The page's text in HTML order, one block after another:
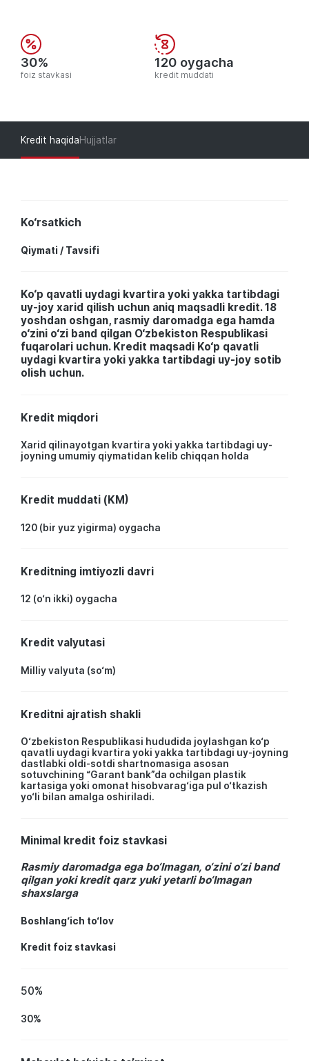
30%
foiz stavkasi
120 oygacha
kredit muddati
Kredit haqidaHujjatlar
Ko‘rsatkich
Qiymati / Tavsifi
Ko‘p qavatli uydagi kvartira yoki yakka tartibdagi
uy-joy xarid qilish uchun аniq maqsadli kredit. 18
yoshdan oshgan, rasmiy daromadga ega hamda
o‘zini o‘zi band qilgan O‘zbekiston Respublikasi
fuqarolari uchun. Kredit maqsadi Ko‘p qavatli
uydagi kvartira yoki yakka tartibdagi uy-joy sotib
olish uchun.
Kredit miqdori
Xarid qilinayotgan kvartira yoki yakka tartibdagi uy-
joyning umumiy qiymatidan kelib chiqqan holda
Kredit muddati (KM)
120 (bir yuz yigirma) oygacha
Kreditning imtiyozli davri
12 (o‘n ikki) oygacha
Kredit valyutasi
Milliy valyuta (so‘m)
Kreditni ajratish shakli
O‘zbekiston Respublikasi hududida joylashgan ko‘p
qavatli uydagi kvartira yoki yakka tartibdagi uy-joyning
dastlabki oldi-sotdi shartnomasiga asosan
sotuvchining “Garant bank”da ochilgan plastik
kartasiga yoki omonat hisobvarag‘iga pul o‘tkazish
yo‘li bilan amalga oshiriladi.
Minimal kredit foiz stavkasi
Rasmiy daromadga ega bo‘lmagan, o‘zini o‘zi band
qilgan yoki kredit qarz yuki yetarli bo‘lmagan
shaxslarga
Boshlang‘ich to‘lov
Kredit foiz stavkasi
50%
30%